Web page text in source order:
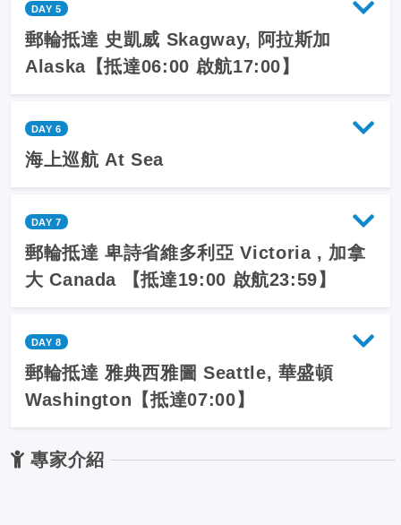
DAY 5
郵輪抵達 史凱威 Skagway, 阿拉斯加
Alaska【抵達06:00 啟航17:00】
DAY 6
海上巡航 At Sea
DAY 7
郵輪抵達 卑詩省維多利亞 Victoria , 加拿
大 Canada 【抵達19:00 啟航23:59】
DAY 8
郵輪抵達 雅典西雅圖 Seattle, 華盛頓
Washington【抵達07:00】
專家介紹